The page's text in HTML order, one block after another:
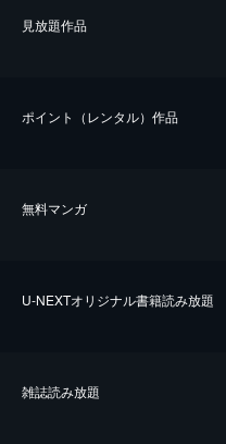
⾒放題作品
ポイント（レンタル）作品
無料マンガ
U-NEXTオリジナル書籍読み放題
雑誌読み放題